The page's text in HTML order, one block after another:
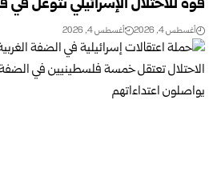
قوة للاحتلال الإسرائيلي تتوغل في
أغسطس 4, 2026 أغسطس 4, 2026